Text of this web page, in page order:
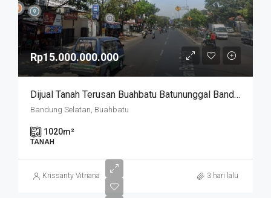
Rp15.000.000.000
Dijual Tanah Terusan Buahbatu Batununggal Bandung Kidul
Bandung Selatan, Buahbatu
1020m²
TANAH
Krissanty Vitriana 3 hari lalu